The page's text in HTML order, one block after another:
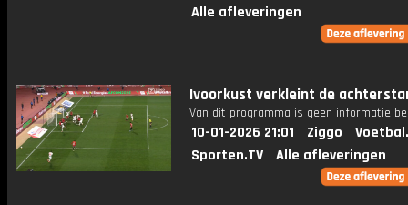
Alle afleveringen
Ivoorkust verkleint de
Van dit programma is geen informatie
10-01-2026 21:01 Ziggo
Sporten.TV
Alle afleveringen